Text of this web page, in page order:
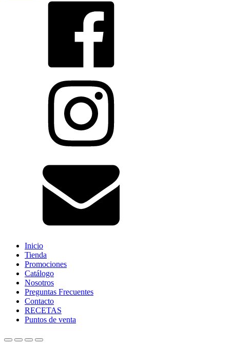
Inicio
Tienda
Promociones
Catálogo
Nosotros
Preguntas Frecuentes
Contacto
RECETAS
Puntos de venta